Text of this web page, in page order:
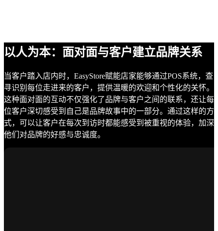
以人为本：面对面与客户建立品牌关系
当客户踏入店内时，EasyStore赋能店家能够通过POS系统，查
寻识别每位走进来的客户，提供温暖的欢迎和个性化的关怀。
这种面对面的互动不仅强化了品牌与客户之间的联系，还让每
位客户深切感受到自己是品牌故事中的一部分。通过这样的方
式，可以让客户在每次到访时都能感受到被重视的体验，加深
他们对品牌的好感与忠诚度。